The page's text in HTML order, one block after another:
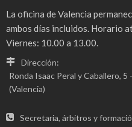
La oficina de Valencia
ambos días incluidos. Horario
Viernes: 10.00 a 13.00.
Dirección:
Ronda Isaac Peral y Caballero,
(Valencia)
Secretaria, árbitros y